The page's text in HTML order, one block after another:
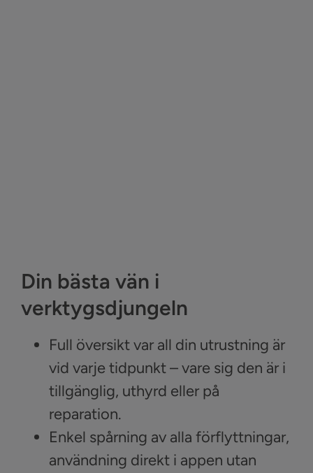
Din bästa vän i
verktygsdjungeln
Full översikt var all din utrustning är
vid varje tidpunkt – vare sig den är i
tillgänglig, uthyrd eller på
reparation.
Enkel spårning av alla förflyttningar,
användning direkt i appen utan